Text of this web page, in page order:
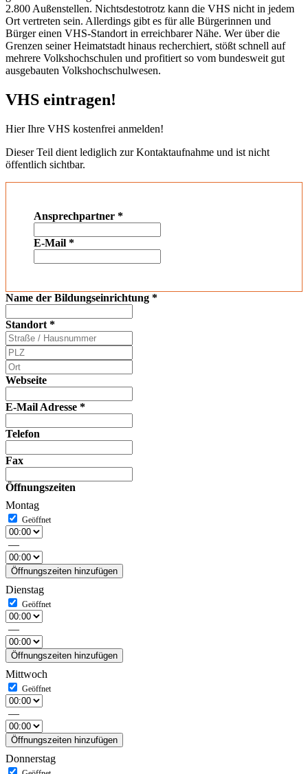
2.800 Außenstellen. Nichtsdestotrotz kann die VHS nicht in jedem
Ort vertreten sein. Allerdings gibt es für alle Bürgerinnen und
Bürger einen VHS-Standort in erreichbarer Nähe. Wer über die
Grenzen seiner Heimatstadt hinaus recherchiert, stößt schnell auf
mehrere Volkshochschulen und profitiert so vom bundesweit gut
ausgebauten Volkshochschulwesen.
VHS eintragen!
Hier Ihre VHS kostenfrei anmelden!
Dieser Teil dient lediglich zur Kontaktaufnahme und ist nicht
öffentlich sichtbar.
Ansprechpartner *
E-Mail *
Name der Bildungseinrichtung *
Standort *
Webseite
E-Mail Adresse *
Telefon
Fax
Öffnungszeiten
Montag
—
Öffnungszeiten hinzufügen
Dienstag
—
Öffnungszeiten hinzufügen
Mittwoch
—
Öffnungszeiten hinzufügen
Donnerstag